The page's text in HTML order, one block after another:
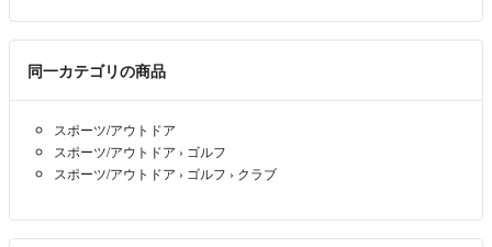
同一カテゴリの商品
スポーツ/アウトドア
スポーツ/アウトドア › ゴルフ
スポーツ/アウトドア › ゴルフ › クラブ